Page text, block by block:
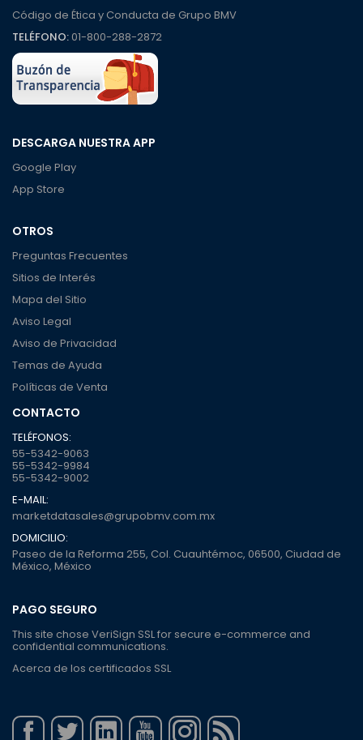
Código de Ética y Conducta de Grupo BMV
TELÉFONO:01-800-288-2872
DESCARGA NUESTRA APP
Google Play
App Store
OTROS
Preguntas Frecuentes
Sitios de Interés
Mapa del Sitio
Aviso Legal
Aviso de Privacidad
Temas de Ayuda
Políticas de Venta
CONTACTO
TELÉFONOS:
55-5342-9063
55-5342-9984
55-5342-9002
E-MAIL:
marketdatasales@grupobmv.com.mx
DOMICILIO:
Paseo de la Reforma 255, Col. Cuauhtémoc, 06500, Ciudad de
México, México
PAGO SEGURO
This site chose VeriSign SSL for secure e-commerce and
confidential communications.
Acerca de los certificados SSL